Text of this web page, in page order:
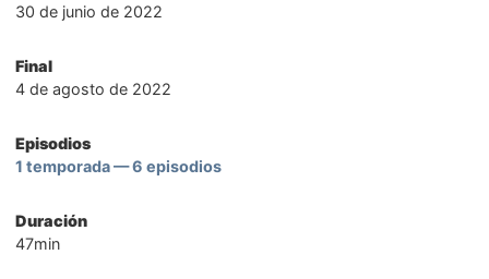
30 de junio de 2022
Final
4 de agosto de 2022
Episodios
1 temporada — 6 episodios
Duración
47min